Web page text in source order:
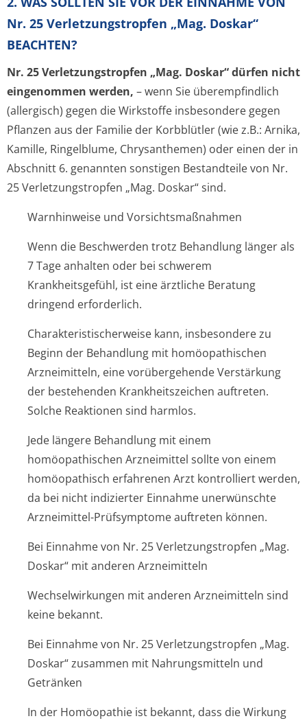
Nr. 25 Verletzungstropfen „Mag. Doskar“
BEACHTEN?
Nr. 25 Verletzungstrop­fen „Mag. Doskar“ dürfen nicht
eingenommen werden, – wenn Sie überempfindlich
(allergisch) gegen die Wirkstoffe insbesondere gegen
Pflanzen aus der Familie der Korbblütler (wie z.B.: Arnika,
Kamille, Ringelblume, Chrysanthemen) oder einen der in
Abschnitt 6. genannten sonstigen Bestandteile von Nr.
25 Verletzungstrop­fen „Mag. Doskar“ sind.
Warnhinweise und Vorsichtsmaßnahmen
Wenn die Beschwerden trotz Behandlung länger als
7 Tage anhalten oder bei schwerem
Krankheitsgefühl, ist eine ärztliche Beratung
dringend erforderlich.
Charakteristis­cherweise kann, insbesondere zu
Beginn der Behandlung mit homöopathischen
Arzneimitteln, eine vorübergehende Verstärkung
der bestehenden Krankheitszeichen auftreten.
Solche Reaktionen sind harmlos.
Jede längere Behandlung mit einem
homöopathischen Arzneimittel sollte von einem
homöopathisch erfahrenen Arzt kontrolliert werden,
da bei nicht indizierter Einnahme unerwünschte
Arzneimittel-Prüfsymptome auftreten können.
Bei Einnahme von Nr. 25 Verletzungstropfen „Mag.
Doskar“ mit anderen Arzneimitteln
Wechselwirkungen mit anderen Arzneimitteln sind
keine bekannt.
Bei Einnahme von Nr. 25 Verletzungstropfen „Mag.
Doskar“ zusammen mit Nahrungsmitteln und
Getränken
In der Homöopathie ist bekannt, dass die Wirkung